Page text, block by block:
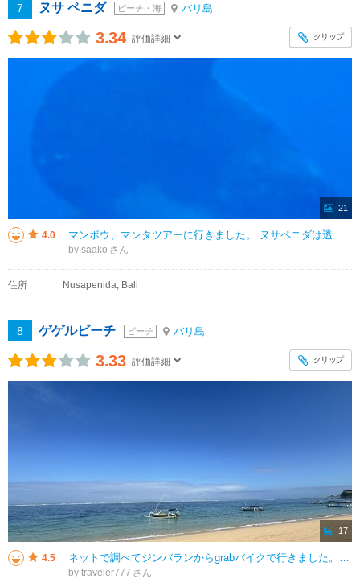
7 ヌサ ペニダ ビーチ・海 バリ島
3.34 評価詳細 クリップ
21
4.0 マンボウ、マンタツアーに行きました。 ヌサペニダは透明度が高く、サンゴもきれいでした。 マンタポイントに行くと、探すことなく潜水したらすぐにマンタに出会うことができました。 また、ブラックマンタにも会えたのはよかった
by saako
住所 Nusapenida, Bali
8 ゲゲルビーチ ビーチ バリ島
3.33 評価詳細 クリップ
17
4.5 ネットで調べてジンバランからgrabバイクで行きました。 入口で5000払って入ります。 ビーチベッドもあるし、ビーチレストランで注文してパラソルテーブルで頂くこともできました。 メニューはどれもお手頃価格。しつこい
by traveler777